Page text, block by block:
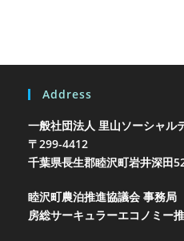
Address
一般社団法人 里山ソーシャル
〒299-4412
千葉県長生郡睦沢町岩井深田
睦沢町農泊推進協議会 事務局
房総サーキュラーエコノミー